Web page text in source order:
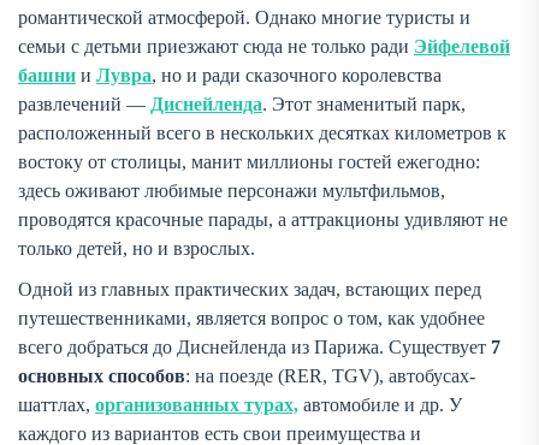
романтической атмосферой. Однако многие туристы и
семьи с детьми приезжают сюда не только ради Эйфелевой
башни и Лувра, но и ради сказочного королевства
развлечений — Диснейленда. Этот знаменитый парк,
расположенный всего в нескольких десятках километров к
востоку от столицы, манит миллионы гостей ежегодно:
здесь оживают любимые персонажи мультфильмов,
проводятся красочные парады, а аттракционы удивляют не
только детей, но и взрослых.
Одной из главных практических задач, встающих перед
путешественниками, является вопрос о том, как удобнее
всего добраться до Диснейленда из Парижа. Существует 7
основных способов: на поезде (RER, TGV), автобусах-
шаттлах, организованных турах, автомобиле и др. У
каждого из вариантов есть свои преимущества и